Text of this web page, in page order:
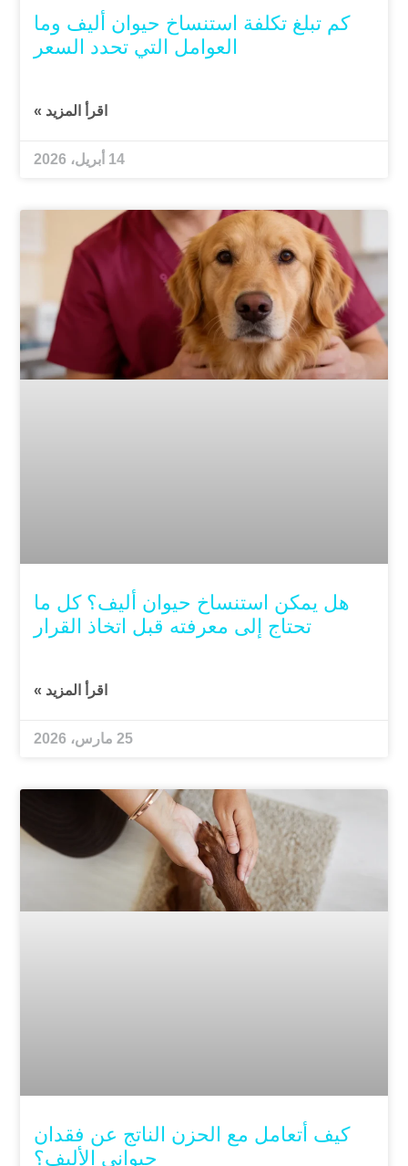
كم تبلغ تكلفة استنساخ حيوان أليف وما
العوامل التي تحدد السعر
اقرأ المزيد »
14 أبريل، 2026
هل يمكن استنساخ حيوان أليف؟ كل ما
تحتاج إلى معرفته قبل اتخاذ القرار
اقرأ المزيد »
25 مارس، 2026
كيف أتعامل مع الحزن الناتج عن فقدان
حيواني الأليف؟